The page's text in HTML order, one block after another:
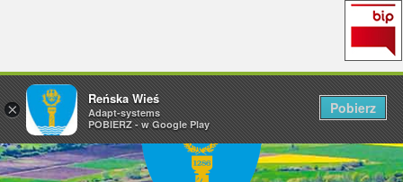
×
Reńska Wieś
Adapt-systems
POBIERZ - w Google Play
Pobierz